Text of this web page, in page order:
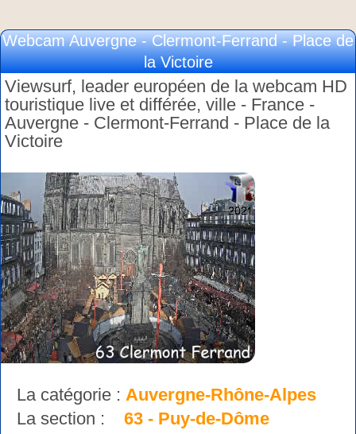
Webcam Auvergne - Clermont-Ferrand - Place de
la Victoire
Viewsurf, leader européen de la webcam HD
touristique live et différée, ville - France -
Auvergne - Clermont-Ferrand - Place de la
Victoire
La catégorie : Auvergne-Rhône-Alpes
La section : 63 - Puy-de-Dôme